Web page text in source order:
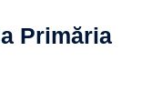
Primăria